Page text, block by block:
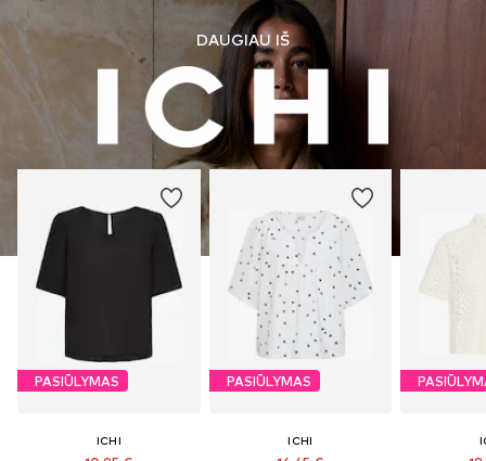
DAUGIAU IŠ
PASIŪLYMAS
ICHI
PASIŪLYMAS
ICHI